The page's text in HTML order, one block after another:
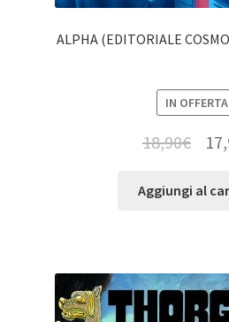
ALPHA (EDITORIALE
IN
18,90€
Aggiungi al